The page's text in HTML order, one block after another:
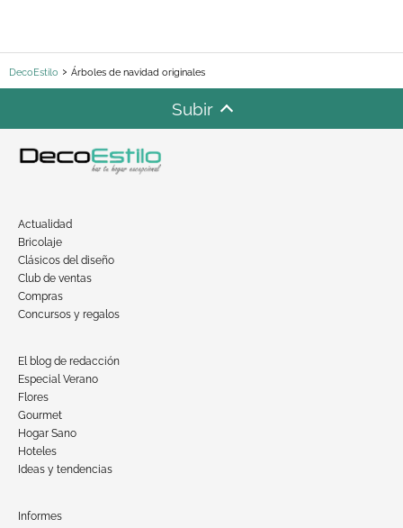
DecoEstilo Árboles de navidad originales
Subir
Actualidad
Bricolaje
Clásicos del diseño
Club de ventas
Compras
Concursos y regalos
El blog de redacción
Especial Verano
Flores
Gourmet
Hogar Sano
Hoteles
Ideas y tendencias
Informes